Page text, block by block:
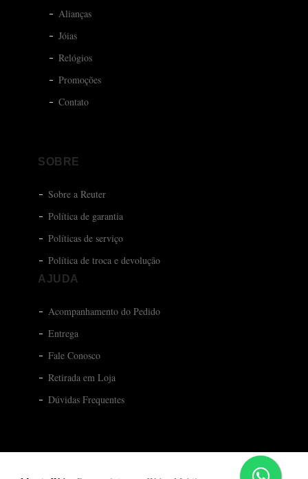
Alianças
Jóias
Relógios
Promoções
Contato
SOBRE
Sobre a Reuter
Política de garantia
Políticas de serviço
Política de troca e devolução
AJUDA
Acompanhamento do Pedido
Entrega
Fale Conosco
Retirada em Loja
Dúvidas Frequentes